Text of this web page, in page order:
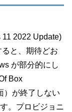
2022 Update)
と、期待どお
が部分的にし
Box
）が終了しない
。プロビジョニ